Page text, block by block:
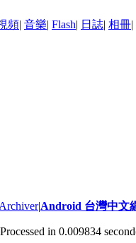
頻| 音樂| Flash| 日誌| 相冊|
Archiver|Android 台灣中文
in 0.009834